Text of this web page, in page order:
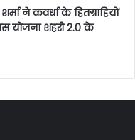
ने कवर्धा के हितग्राहियों
योजना शहरी 2.0 के